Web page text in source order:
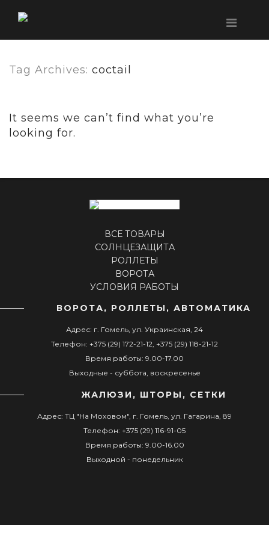
Tag Archives: coctail
It seems we can’t find what you’re
looking for.
ВСЕ ТОВАРЫ
СОЛНЦЕЗАЩИТА
РОЛЛЕТЫ
ВОРОТА
УСЛОВИЯ РАБОТЫ
ВОРОТА, РОЛЛЕТЫ, АВТОМАТИКА
Адрес: г. Гомель, ул. Украинская, 24
Телефон: +375 (29) 172-21-12, +375 (29) 118-21-12
Время работы: 9.00-17.00
Выходные - суббота, воскресенье
ЖАЛЮЗИ, ШТОРЫ, СЕТКИ
Адрес: ТЦ "На Моховом", г. Гомель, ул. Гагарина, 89
Телефон: +375 (29) 116-91-05
Время работы: 9.00-16.00
Выходной - понедельник